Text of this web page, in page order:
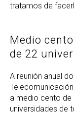
tratamos de
Medio
de 22
A reunión anual
a medio cento de
universidades de